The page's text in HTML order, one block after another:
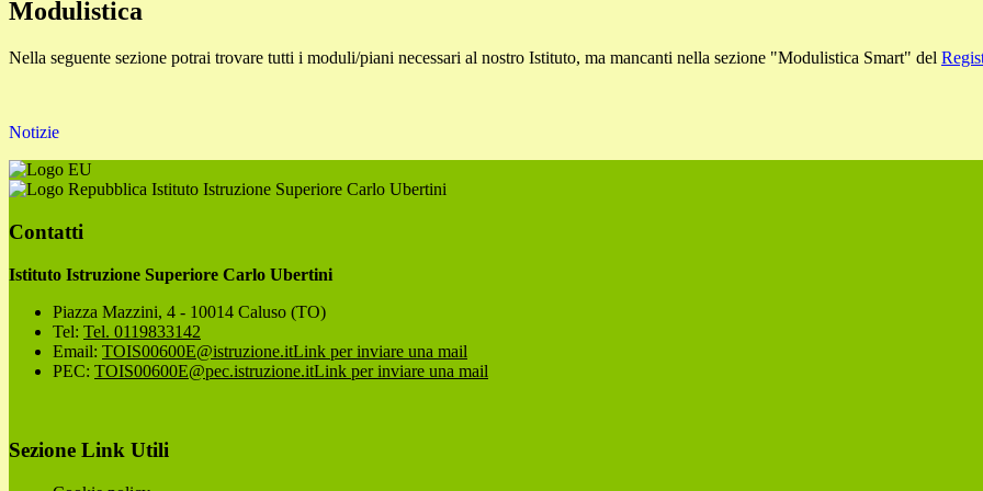
Modulistica
Nella seguente sezione potrai trovare tutti i moduli/piani necessari al nostro Istituto, ma mancanti nella sezione "Modulistica Smart" del
Notizie
Istituto Istruzione Superiore Carlo Ubertini
Contatti
Istituto Istruzione Superiore Carlo Ubertini
Piazza Mazzini, 4 - 10014 Caluso (TO)
Tel: Tel. 0119833142
Email: TOIS00600E@istruzione.itLink per inviare una mail
PEC: TOIS00600E@pec.istruzione.itLink per inviare una mail
Sezione Link Utili